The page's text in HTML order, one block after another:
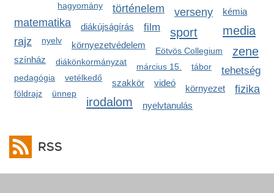
hagyomány történelem
verseny
matematika
diákújságírás
kémia
film media
sport
rajz nyelv környezetvédelem
Eötvös Collegium
színház
zene
diákönkormányzat március 15.
tábor
pedagógia
tehetség
vetélkedő szakkör videó
környezet
földrajz fizika
ünnep
irodalom nyelvtanulás
RSS